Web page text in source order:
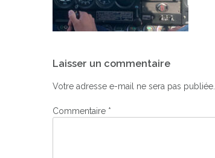
de
l’article
Laisser un commentaire
Votre adresse e-mail ne sera pas publiée.
Commentaire *